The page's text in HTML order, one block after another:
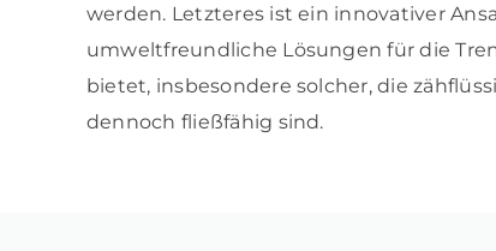
werden. Letzteres ist ein innovativer
umweltfreundliche Lösungen für die
bietet, insbesondere solcher, die
dennoch fließfähig sind.